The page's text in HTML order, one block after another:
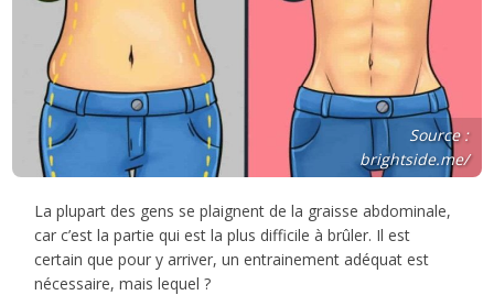
Source :
brightside.me/
La plupart des gens se plaignent de la graisse abdominale,
car c’est la partie qui est la plus difficile à brûler. Il est
certain que pour y arriver, un entrainement adéquat est
nécessaire, mais lequel ?